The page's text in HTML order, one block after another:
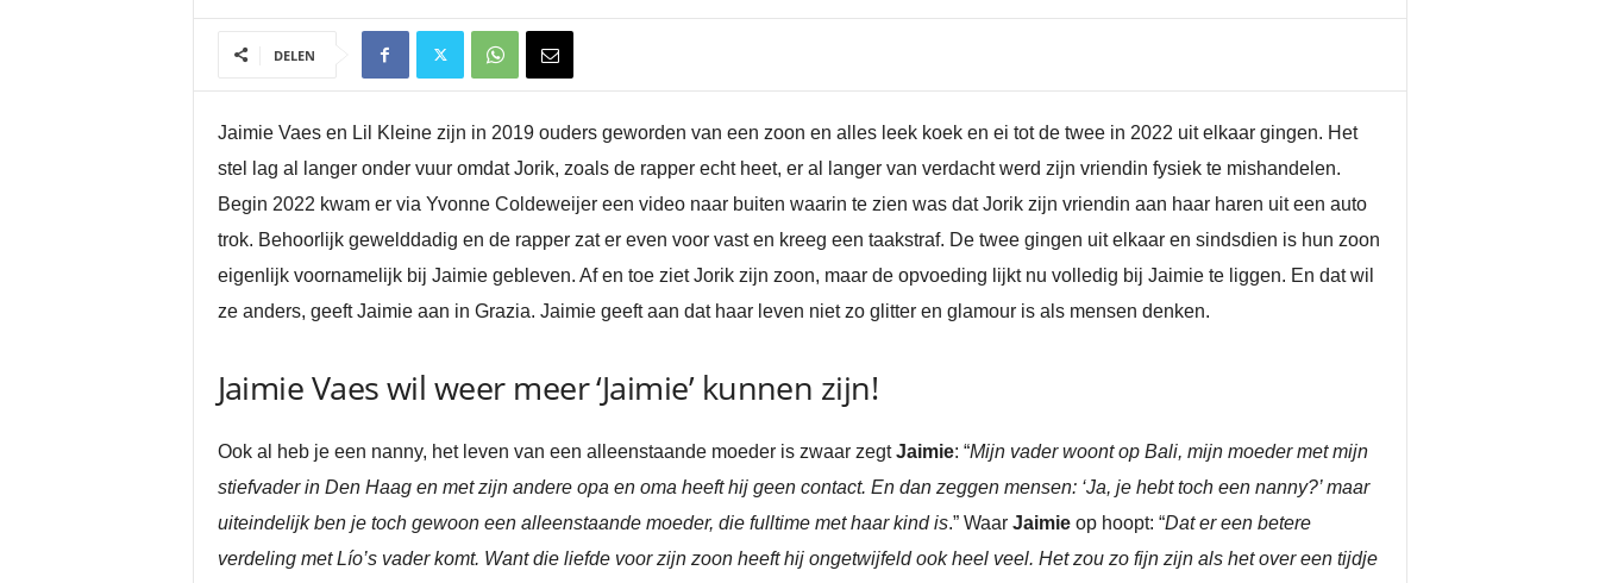
DELEN
Jaimie Vaes en Lil Kleine zijn in 2019 ouders geworden van een zoon en alles leek koek en ei tot de twee in 2022 uit elkaar gingen. Het
stel lag al langer onder vuur omdat Jorik, zoals de rapper echt heet, er al langer van verdacht werd zijn vriendin fysiek te mishandelen.
Begin 2022 kwam er via Yvonne Coldeweijer een video naar buiten waarin te zien was dat Jorik zijn vriendin aan haar haren uit een auto
trok. Behoorlijk gewelddadig en de rapper zat er even voor vast en kreeg een taakstraf. De twee gingen uit elkaar en sindsdien is hun zoon
eigenlijk voornamelijk bij Jaimie gebleven. Af en toe ziet Jorik zijn zoon, maar de opvoeding lijkt nu volledig bij Jaimie te liggen. En dat wil
ze anders, geeft Jaimie aan in Grazia. Jaimie geeft aan dat haar leven niet zo glitter en glamour is als mensen denken.
Jaimie Vaes wil weer meer ‘Jaimie’ kunnen zijn!
Ook al heb je een nanny, het leven van een alleenstaande moeder is zwaar zegtJaimie: “Mijn vader woont op Bali, mijn moeder met mijn
stiefvader in Den Haag en met zijn andere opa en oma heeft hij geen contact. En dan zeggen mensen: ‘Ja, je hebt toch een nanny?’ maar
uiteindelijk ben je toch gewoon een alleenstaande moeder, die fulltime met haar kind is.” Waar Jaimie op hoopt: “Dat er een betere
verdeling met Lío’s vader komt. Want die liefde voor zijn zoon heeft hij ongetwijfeld ook heel veel. Het zou zo fijn zijn als het over een tijdje